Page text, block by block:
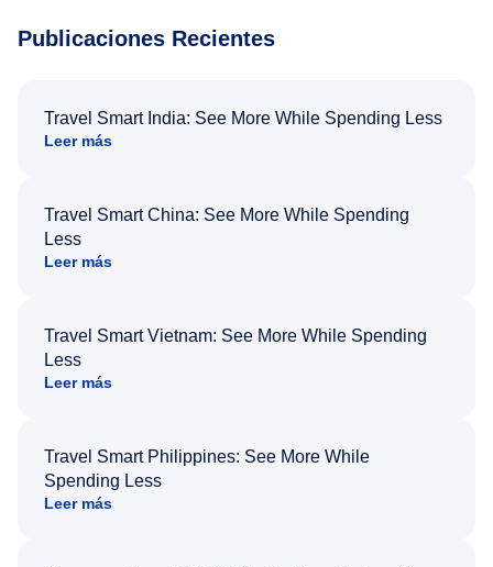
Publicaciones Recientes
Travel Smart India: See More While Spending Less
Leer más
Travel Smart China: See More While Spending
Less
Leer más
Travel Smart Vietnam: See More While Spending
Less
Leer más
Travel Smart Philippines: See More While
Spending Less
Leer más